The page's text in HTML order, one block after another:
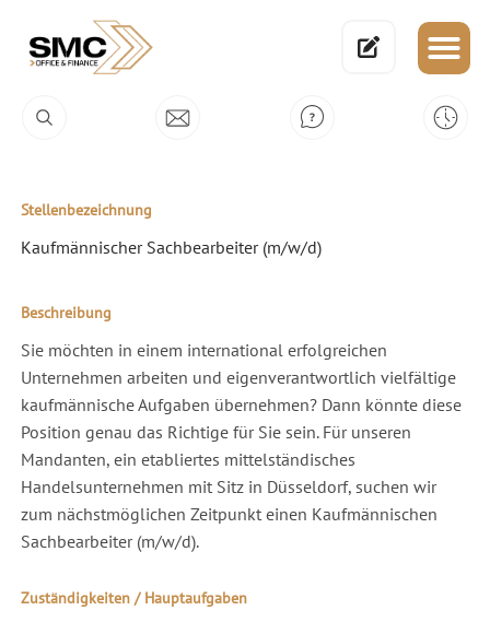
Stellenbezeichnung
Kaufmännischer Sachbearbeiter (m/w/d)
Beschreibung
Sie möchten in einem international erfolgreichen
Unternehmen arbeiten und eigenverantwortlich vielfältige
kaufmännische Aufgaben übernehmen? Dann könnte diese
Position genau das Richtige für Sie sein. Für unseren
Mandanten, ein etabliertes mittelständisches
Handelsunternehmen mit Sitz in Düsseldorf, suchen wir
zum nächstmöglichen Zeitpunkt einen Kaufmännischen
Sachbearbeiter (m/w/d).
Zuständigkeiten / Hauptaufgaben